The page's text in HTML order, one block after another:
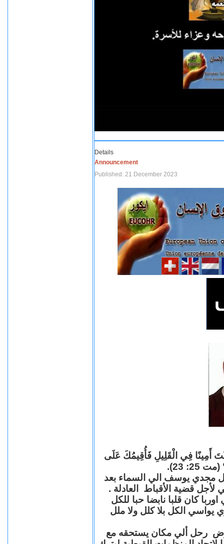
Details
Announcement
Published: 21 December 2023
أَمِينًا فِي الْقَلِيلِ فَأُقِيمُكَ عَلَى
23).
مجدي يوسف الي السماء بعد
قضية الأقباط العادلة .
كان قلبا نابضا حبا للكل
يواسي الكل بلا كلل ولا ملل
رحل ألي مكان يستحقه مع